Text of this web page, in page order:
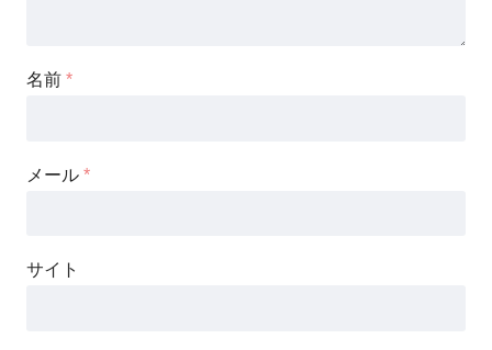
名前 *
メール *
サイト